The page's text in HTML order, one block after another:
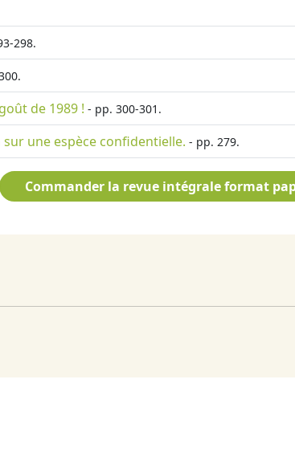
298.
de 1989 ! - pp. 300-301.
une espèce confidentielle. - pp. 279.
Commander la revue intégrale format